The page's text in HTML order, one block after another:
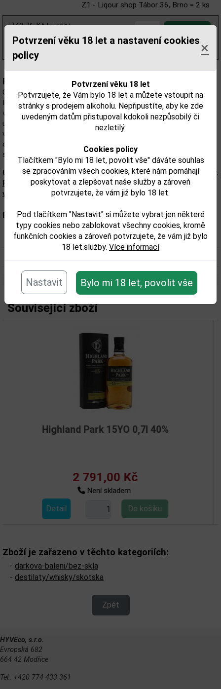
Potvrzení věku 18 let a nastavení cookies
policy
×
Potvrzení věku 18 let
Potvrzujete, že Vám bylo 18 let a můžete vstoupit na
stránky s prodejem alkoholu. Nepřipustíte, aby ke zde
uvedeným datům přistupoval kdokoli nezpůsobilý či
nezletilý.
Cookies policy
Tlačítkem "Bylo mi 18 let, povolit vše" dáváte souhlas
se zpracováním všech cookies, které nám pomáhají
poskytovat a zlepšovat naše služby a zároveň
potvrzujete, že vám již bylo 18 let.
Pod tlačítkem "Nastavit" si můžete vybrat jen některé
typy cookies nebo zablokovat všechny cookies, kromě
funkčních cookies a zároveň potvrzujete, že vám již bylo
18 let.služby. Více informací
Nastavit Bylo mi 18 let, povolit vše
Z1 - Liqour shop Tábor 36, Brno = 2 ks
748,76 Kčbez DPH
906,00 Kčs DPH
Popis:
Glenlivet ("glenlivit") byla první palírnou s licencí "Act of
Parliament". Je to lehká whisky s delikátním ovocným aroma, k
výrobě se používá lehce nakouřený slad. Whisky Glenlivet si stále
udržuje některé vlastnosti, které ji získaly v 19. století slávu. Je
vzdušná a květnatá, s pečeným měkkým ovocem smíchaným s
obilninou. Jemná chuť po citrusech a hrušce prechází do lehkého,
suchého a velmi čistému závěru. Výborná!
Upozorňujeme, že tento produkt může obsahovat alergeny.
Přesné složení a alergeny jsou k dispozici na obalu
výrobku. Zkontrolujte prosím před konzumací.
Parametry:
Obsah alkoholu obj. %: 40
Související zboží
Park 15YO 0,7l 40%
Zboží je zařazeno v těchto kategoriích:
- darkova-baleni/bez-skla
- destilaty/whisky/skotska
Zpět
HYVEco, s.r.o.
Evropská 682
664 42 Modřice
Tel.: +420 774 433 361